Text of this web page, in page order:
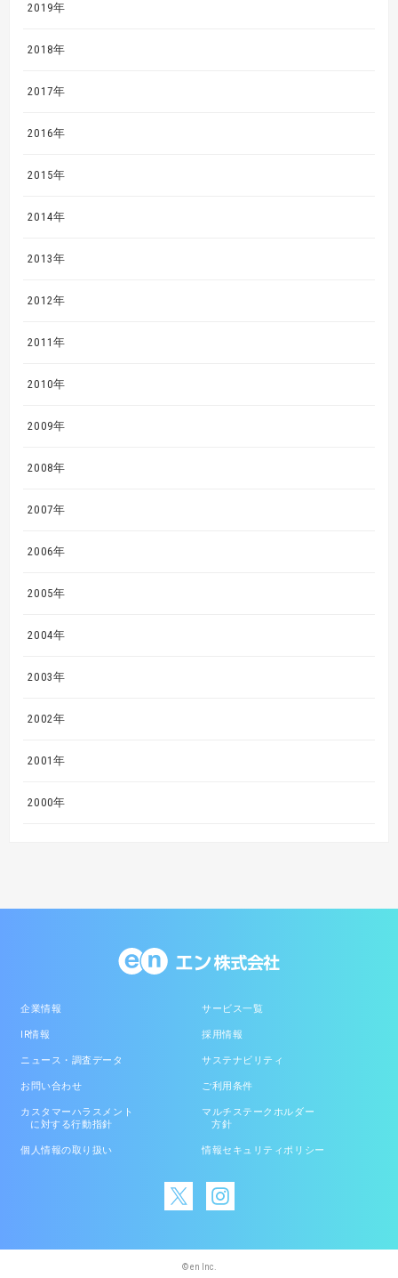
2019年
2018年
2017年
2016年
2015年
2014年
2013年
2012年
2011年
2010年
2009年
2008年
2007年
2006年
2005年
2004年
2003年
2002年
2001年
2000年
企業情報 サービス一覧
IR情報 採用情報
ニュース・調査データ サステナビリティ
お問い合わせ ご利用条件
カスタマーハラスメント
に対する行動指針
マルチステークホルダー
方針
個人情報の取り扱い 情報セキュリティポリシー
© en Inc.